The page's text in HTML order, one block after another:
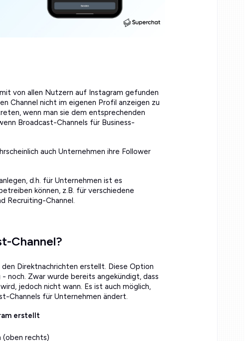
von allen Nutzern auf Instagram gefunden
Channel nicht im eigenen Profil anzeigen zu
wenn man sie dem entsprechenden
Broadcast-Channels für Business-
auch Unternehmen ihre Follower
d.h. für Unternehmen ist es
können, z.B. für verschiedene
Recruiting-Channel.
Channel?
Direktnachrichten erstellt. Diese Option
Zwar wurde bereits angekündigt, dass
jedoch nicht wann. Es ist auch möglich,
Channels für Unternehmen ändert.
erstellt
(oben rechts)